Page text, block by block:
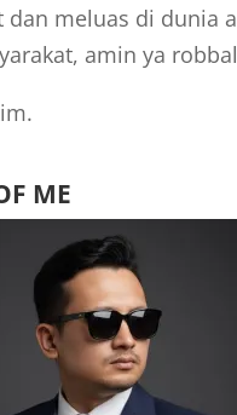
dan meluas di dunia
amin ya
ME